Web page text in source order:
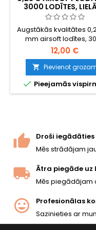
3000 LODĪTES,
SVARS LABĀKAI
PRECIZITĀTEI UN
ATTĀLUMAM
Augstākās kvalitātes
mm airsoft lodītes,
lodītes atkārtoti
pudelē. Smagākas
standarta 0,20 g
labāka pretestība pret
līdzenāka lidojuma
trajektorija, lielāka
piemērotas hop-up
sistēmām. Liels
palīgieročiem un
12,00 €
 Pievienot
 Pieejamās
Droši iegādāties
Mēs strādājam
Ātra piegāde uz
Mēs piegādājam
Profesionālas
Sazinieties ar